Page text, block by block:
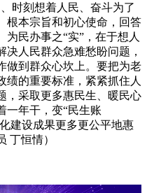
时刻想着人民、奋斗为了
根本宗旨和初心使命，回答
为民办事之“实”，在于想人
人民群众急难愁盼问题，
做到群众心坎上。要把为老
绩的重要标准，紧紧抓住人
，采取更多惠民生、暖民心
一年干，变“民生账
建设成果更多更公平地惠
丁恒情）